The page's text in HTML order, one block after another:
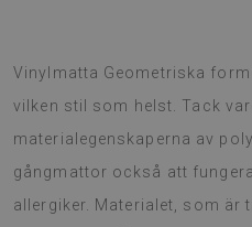
Vinylmatta Geometriska
vilken stil som helst. Tack
materialegenskaperna av
gångmattor också att
allergiker. Materialet, som är